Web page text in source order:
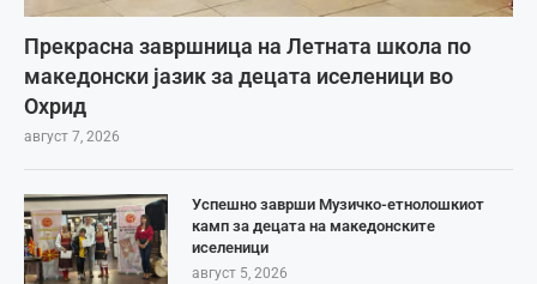
Прекрасна завршница на Летната школа по
македонски јазик за децата иселеници во
Охрид
август 7, 2026
Успешно заврши Музичко-етнолошкиот
камп за децата на македонските
иселеници
август 5, 2026